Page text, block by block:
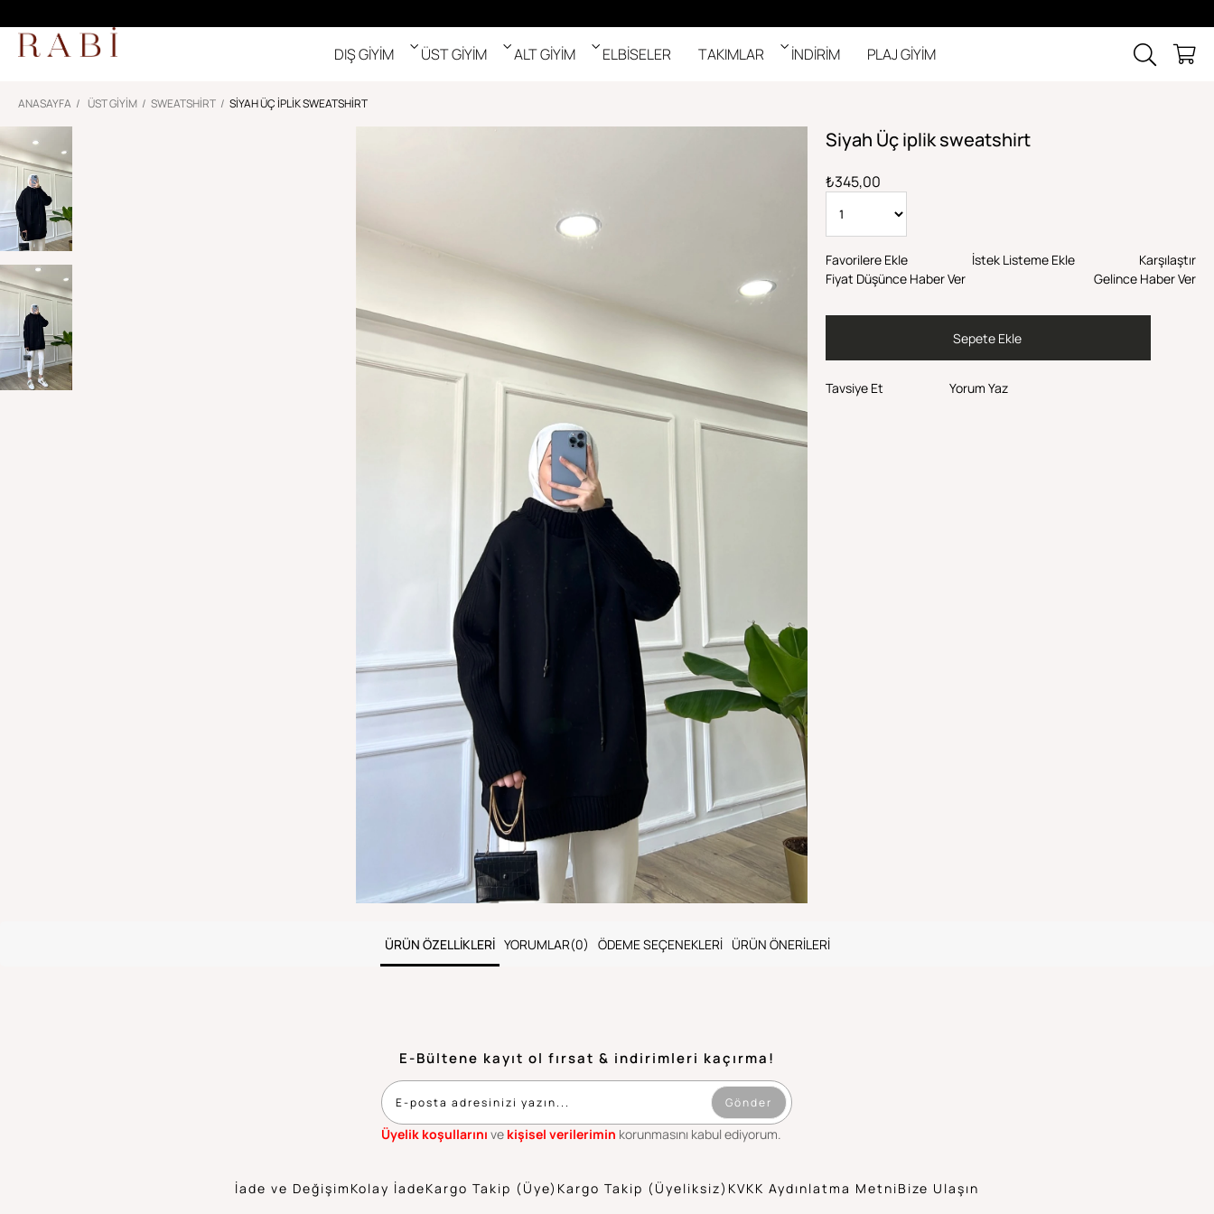
DIŞ GİYİM ÜST GİYİM ALT GİYİM ELBİSELER TAKIMLAR İNDİRİM PLAJ GİYİM
ANASAYFA ÜST GİYİM SWEATSHIRT SIYAH ÜÇ IPLIK SWEATSHIRT
Siyah Üç iplik sweatshirt
₺345,00
Favorilere Ekle İstek Listeme Ekle
Karşılaştır
Fiyat Düşünce Haber Ver
Gelince Haber Ver
Tavsiye Et Yorum Yaz
ÜRÜN ÖZELLIKLERI YORUMLAR(0) ÖDEME SEÇENEKLERI ÜRÜN ÖNERILERI
E-Bültene kayıt ol fırsat & indirimleri kaçırma!
Gönder
Üyelik koşullarını ve kişisel verilerimin korunmasını kabul ediyorum.
İade ve Değişim Kolay İadeKargo Takip (Üye) Kargo Takip (Üyeliksiz) KVKK Aydınlatma MetniBize Ulaşın